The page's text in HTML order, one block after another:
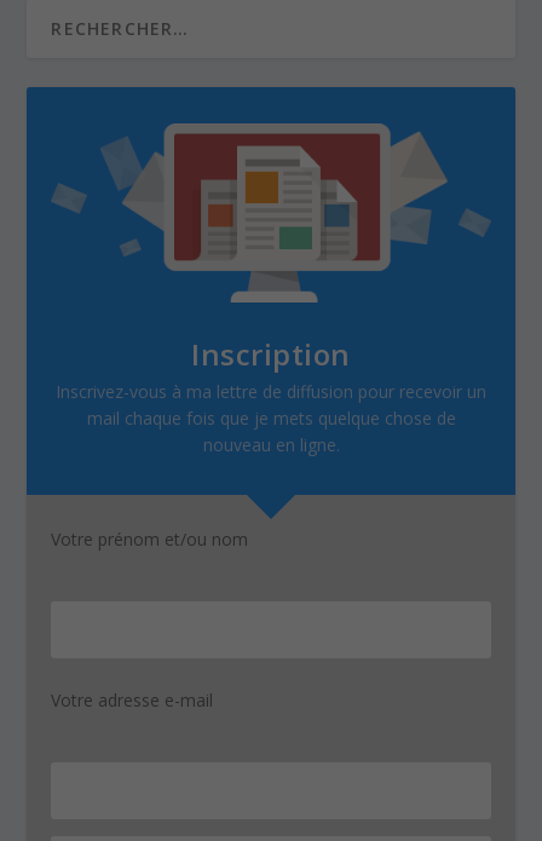
Inscription
Inscrivez-vous à ma lettre de diffusion pour recevoir un
mail chaque fois que je mets quelque chose de
nouveau en ligne.
Votre prénom et/ou nom
Votre adresse e-mail